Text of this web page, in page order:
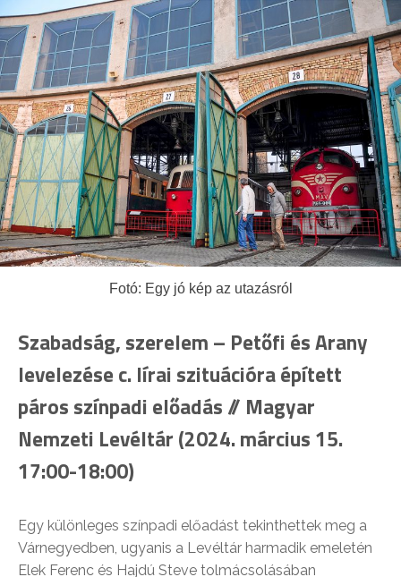
Fotó: Egy jó kép az utazásról
Szabadság, szerelem – Petőfi és Arany
levelezése c. lírai szituációra épített
páros színpadi előadás // Magyar
Nemzeti Levéltár (2024. március 15.
17:00-18:00)
Egy különleges színpadi előadást tekinthettek meg a
Várnegyedben, ugyanis a Levéltár harmadik emeletén
Elek Ferenc és Hajdú Steve tolmácsolásában